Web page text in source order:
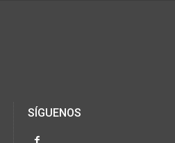
SÍGUENOS